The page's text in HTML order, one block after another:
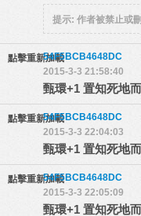
提示: 作者被禁止或
點擊重新加載54F5BCB4648DC
2015-3-3 21:58:40
甄環+1 置知死地
點擊重新加載54F5BCB4648DC
2015-3-3 22:04:03
甄環+1 置知死地
點擊重新加載54F5BCB4648DC
2015-3-3 22:05:09
甄環+1 置知死地